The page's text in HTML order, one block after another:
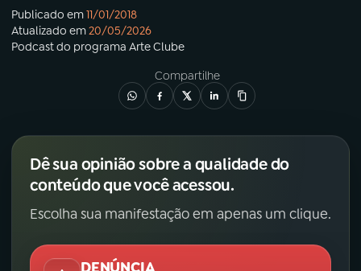
Publicado em11/01/2018
Atualizado em20/05/2026
Podcastdo programa Arte Clube
Compartilhe
Dê sua opinião sobre a qualidade do
conteúdo que você acessou.
Escolha sua manifestação em apenas um clique.